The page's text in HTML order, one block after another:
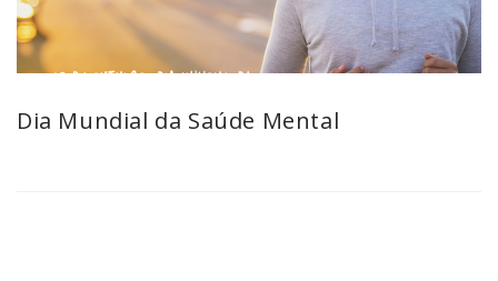
Dia Mundial da Saúde Mental